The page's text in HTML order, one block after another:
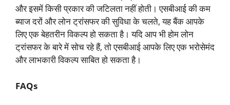
और इसमें किसी प्रकार की जटिलता नहीं होती। एसबीआई की कम
ब्याज दरों और लोन ट्रांसफर की सुविधा के चलते, यह बैंक आपके
लिए एक बेहतरीन विकल्प हो सकता है। यदि आप भी होम लोन
ट्रांसफर के बारे में सोच रहे हैं, तो एसबीआई आपके लिए एक भरोसेमंद
और लाभकारी विकल्प साबित हो सकता है।
FAQs